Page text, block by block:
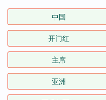
中国
开门红
主席
亚洲